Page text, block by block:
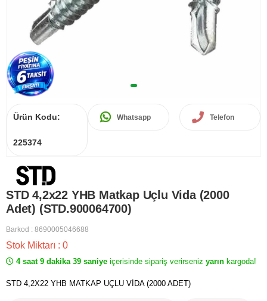
Ürün Kodu:
225374
Whatsapp Telefon
STD 4,2x22 YHB Matkap Uçlu Vida (2000
Adet) (STD.900064700)
Barkod : 8690005046688
Stok Miktarı : 0
4 saat 9 dakika 39 saniye içerisinde sipariş verirseniz yarın kargoda!
STD 4,2X22 YHB MATKAP UÇLU VİDA (2000 ADET)